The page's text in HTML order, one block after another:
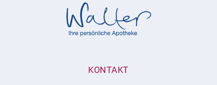
KONTAKT